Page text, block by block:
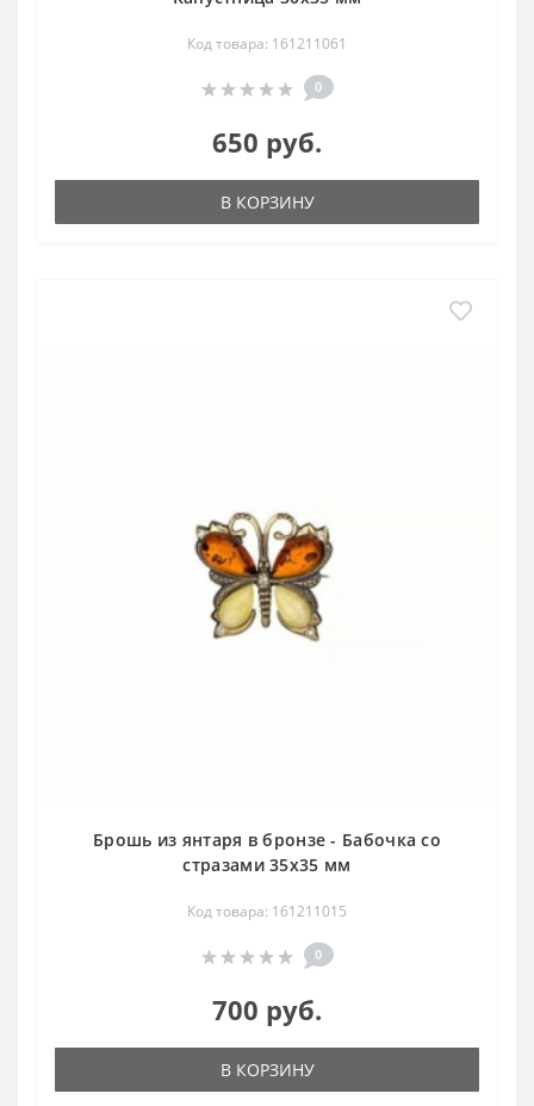
Код товара: 161211061
0
650 руб.
В КОРЗИНУ
Брошь из янтаря в бронзе - Бабочка со
стразами 35х35 мм
Код товара: 161211015
0
700 руб.
В КОРЗИНУ